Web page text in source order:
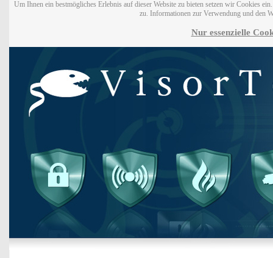
Um Ihnen ein bestmögliches Erlebnis auf dieser Website zu bieten setzen wir Cookies
zu. Informationen zur Verwendung und den
Nur essenzielle